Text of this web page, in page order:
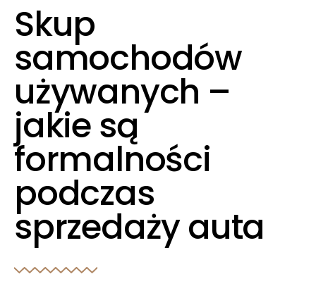
Skup
samochodów
używanych –
jakie są
formalności
podczas
sprzedaży auta